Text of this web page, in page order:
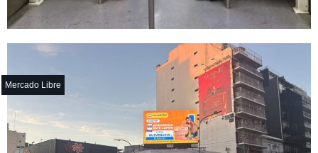
Mercado Libre